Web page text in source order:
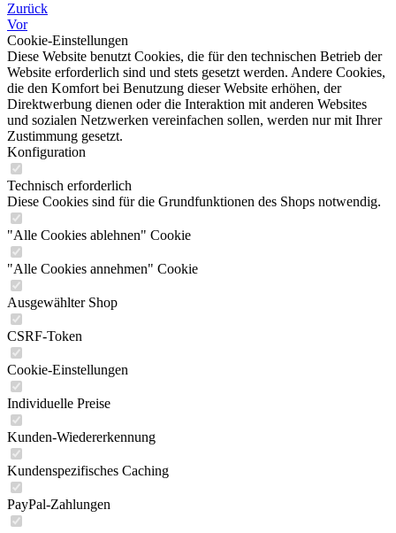
Zurück
Vor
Cookie-Einstellungen
Diese Website benutzt Cookies, die für den technischen Betrieb der
Website erforderlich sind und stets gesetzt werden. Andere Cookies,
die den Komfort bei Benutzung dieser Website erhöhen, der
Direktwerbung dienen oder die Interaktion mit anderen Websites
und sozialen Netzwerken vereinfachen sollen, werden nur mit Ihrer
Zustimmung gesetzt.
Konfiguration
Technisch erforderlich
Diese Cookies sind für die Grundfunktionen des Shops notwendig.
"Alle Cookies ablehnen" Cookie
"Alle Cookies annehmen" Cookie
Ausgewählter Shop
CSRF-Token
Cookie-Einstellungen
Individuelle Preise
Kunden-Wiedererkennung
Kundenspezifisches Caching
PayPal-Zahlungen